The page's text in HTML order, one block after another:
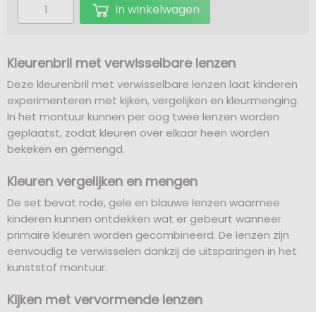
In winkelwagen
Kleurenbril met verwisselbare lenzen
Deze kleurenbril met verwisselbare lenzen laat kinderen
experimenteren met kijken, vergelijken en kleurmenging.
In het montuur kunnen per oog twee lenzen worden
geplaatst, zodat kleuren over elkaar heen worden
bekeken en gemengd.
Kleuren vergelijken en mengen
De set bevat rode, gele en blauwe lenzen waarmee
kinderen kunnen ontdekken wat er gebeurt wanneer
primaire kleuren worden gecombineerd. De lenzen zijn
eenvoudig te verwisselen dankzij de uitsparingen in het
kunststof montuur.
Kijken met vervormende lenzen